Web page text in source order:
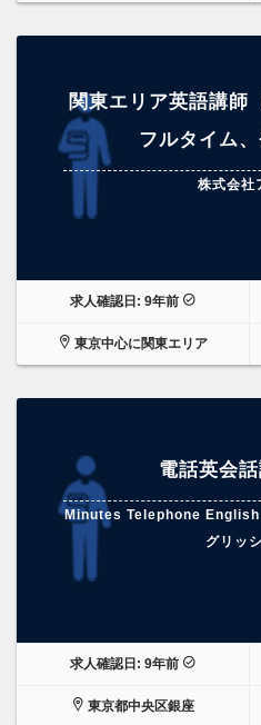
関東エリア英語講師
フルタイム
株式会社
求人確認日: 9年前
東京中心に関東エリア
電話英会
Minutes Telephone English
グリッ
求人確認日: 9年前
東京都中央区銀座